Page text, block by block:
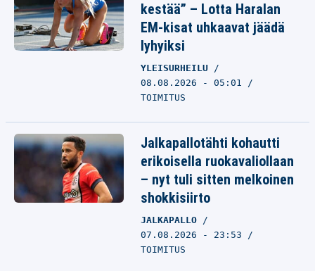
kestää” – Lotta Haralan
EM-kisat uhkaavat jäädä
lyhyiksi
YLEISURHEILU
08.08.2026 - 05:01
TOIMITUS
Jalkapallotähti kohautti
erikoisella ruokavaliollaan
– nyt tuli sitten melkoinen
shokkisiirto
JALKAPALLO
07.08.2026 - 23:53
TOIMITUS